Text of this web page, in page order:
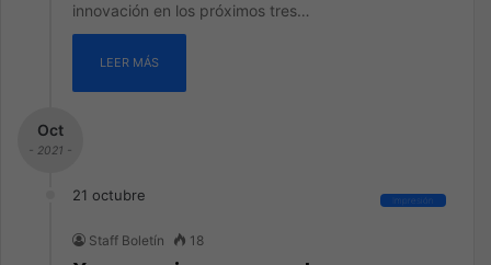
innovación en los próximos tres…
LEER MÁS
Oct
- 2021 -
21 octubre Impresión
Staff Boletín 18